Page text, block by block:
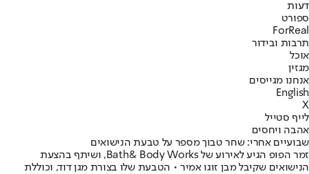
דעות
ספורט
ForReal
תרבות ובידור
אוכל
מגזין
אנחנו מגייסים
English
X
לייף סטייל
אהבה ויחסים
שבועיים אחרי: שחר טבוך מספר על טבעת הנישואים
זמר הפופ הגיע לאירוע של Bath& Body Works, ושיתף בהצעת
הנישואים שקיבל מבן זוגו אמיר • הטבעת שלו בצורת מגן דוד, וכוללת